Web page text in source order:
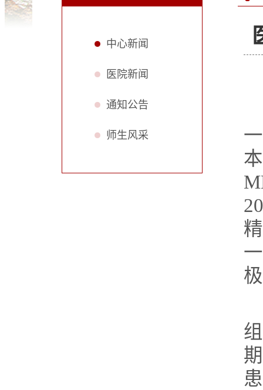
中心新闻
医院新闻
通知公告
师生风采